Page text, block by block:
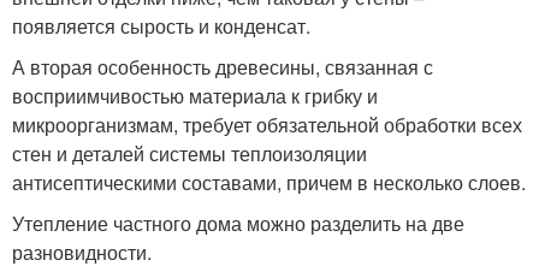
появляется сырость и конденсат.
А вторая особенность древесины, связанная с
восприимчивостью материала к грибку и
микроорганизмам, требует обязательной обработки всех
стен и деталей системы теплоизоляции
антисептическими составами, причем в несколько слоев.
Утепление частного дома можно разделить на две
разновидности.